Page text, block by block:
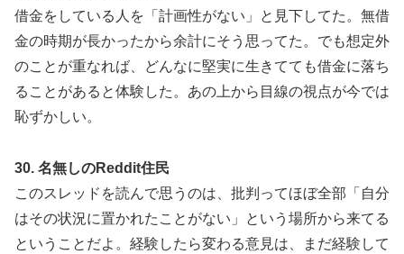
借金をしている人を「計画性がない」と見下してた。無借
金の時期が長かったから余計にそう思ってた。でも想定外
のことが重なれば、どんなに堅実に生きてても借金に落ち
ることがあると体験した。あの上から目線の視点が今では
恥ずかしい。
30. 名無しのReddit住民
このスレッドを読んで思うのは、批判ってほぼ全部「自分
はその状況に置かれたことがない」という場所から来てる
ということだよ。経験したら変わる意見は、まだ経験して